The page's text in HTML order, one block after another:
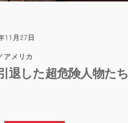
11月27日
アメリカ
退した超危険人物たち